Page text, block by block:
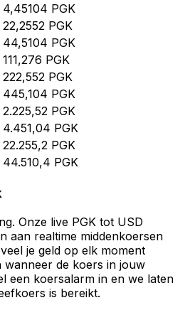
4,45104 PGK
22,2552 PGK
44,5104 PGK
111,276 PGK
222,552 PGK
445,104 PGK
2.225,52 PGK
4.451,04 PGK
22.255,2 PGK
44.510,4 PGK
Onze live PGK tot USD
aan realtime middenkoersen
je geld op elk moment
wanneer de koers in jouw
een koersalarm in en we laten
is bereikt.